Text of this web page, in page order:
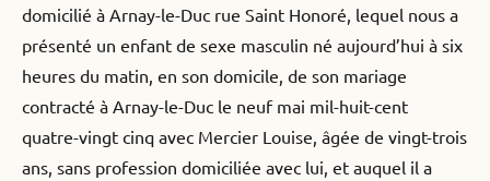
domicilié à Arnay-le-Duc rue Saint Honoré, lequel nous a
présenté un enfant de sexe masculin né aujourd’hui à six
heures du matin, en son domicile, de son mariage
contracté à Arnay-le-Duc le neuf mai mil-huit-cent
quatre-vingt cinq avec Mercier Louise, âgée de vingt-trois
ans, sans profession domiciliée avec lui, et auquel il a